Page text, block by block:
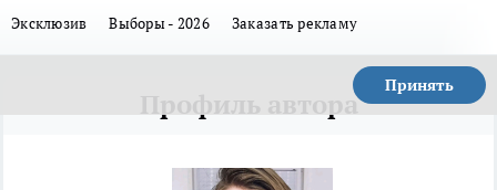
Эксклюзив Выборы - 2026 Заказать рекламу
Принять
Профиль автора